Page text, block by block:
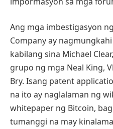
Ang mga imbestigasyon
Company ay
kabilang sina Michael
grupo ng mga Neal King,
Bry. Isang patent
na ito ay naglalaman ng
whitepaper ng Bitcoin,
tumanggi na may